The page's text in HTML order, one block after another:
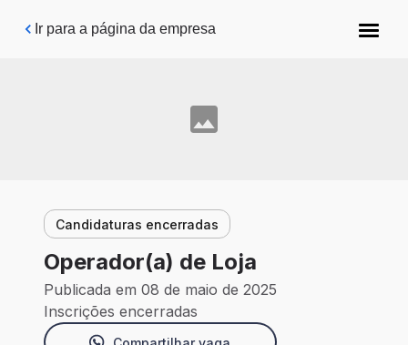
Pular para o conteúdo principal
Ir para a página da empresa
Candidaturas encerradas
Operador(a) de Loja
Publicada em 08 de maio de 2025
Inscrições encerradas